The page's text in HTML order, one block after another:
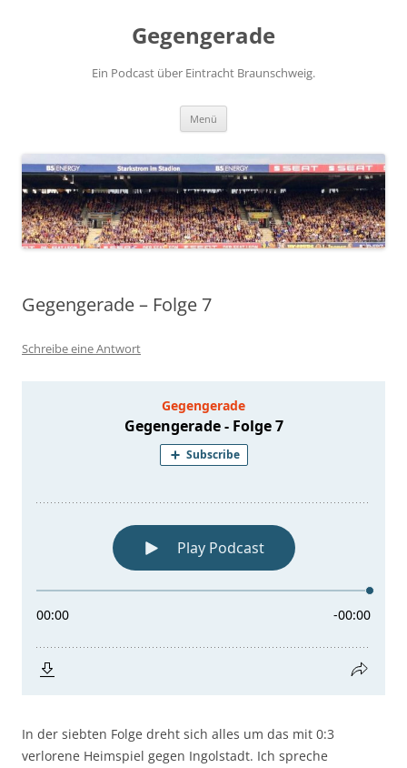
Gegengerade
Ein Podcast über Eintracht Braunschweig.
Menü
Gegengerade – Folge 7
Schreibe eine Antwort
In der siebten Folge dreht sich alles um das mit 0:3
verlorene Heimspiel gegen Ingolstadt. Ich spreche